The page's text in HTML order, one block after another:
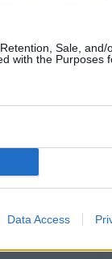
Sale, and/
with the Purposes
Data Access
i loro
per un
tankering, è
per tutti i